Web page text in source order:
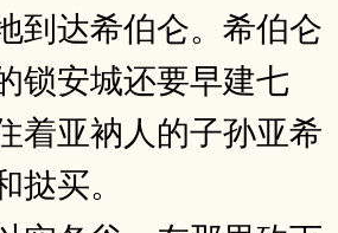
到达希伯仑。希伯仑
锁安城还要早建七
着亚衲人的子孙亚希
买。